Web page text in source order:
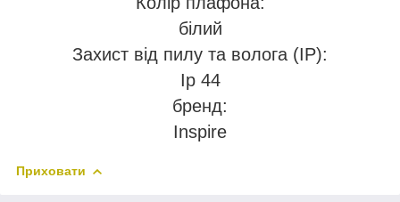
білий
Захист від пилу та волога (IP):
Ip 44
бренд:
Inspire
Приховати